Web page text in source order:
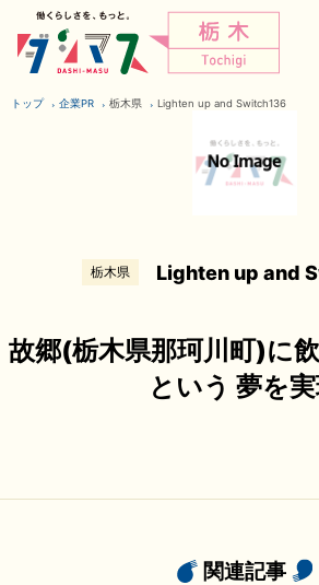
トップ 企業PR 栃木県 Lighten up and Switch136
栃木県 Lighten up and
故郷(栃木県那珂川町)に
という 夢を
関連記事